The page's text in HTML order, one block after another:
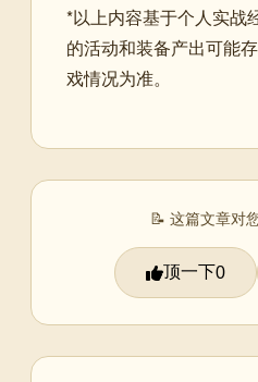
*以上内容基于个人实战
的活动和装备产出可能
戏情况为准。
📝 这篇文章对
顶一下0